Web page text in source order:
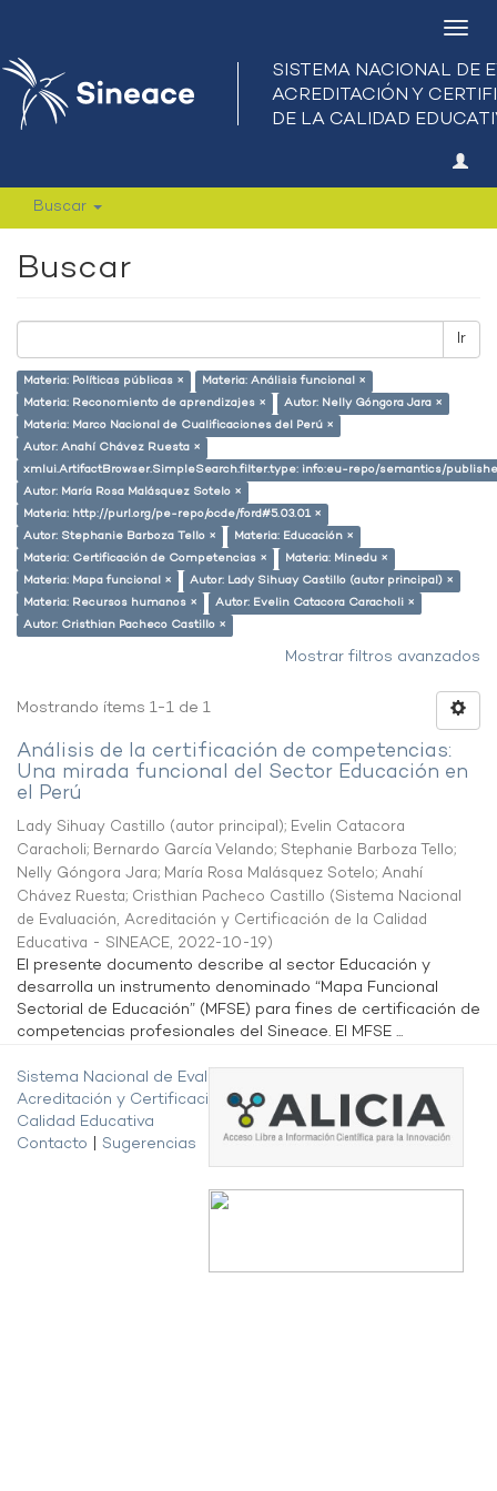
Buscar
Buscar
Ir
Materia: Políticas públicas ×
Materia: Análisis funcional ×
Materia: Reconomiento de aprendizajes ×
Autor: Nelly Góngora Jara ×
Materia: Marco Nacional de Cualificaciones del Perú ×
Autor: Anahí Chávez Ruesta ×
xmlui.ArtifactBrowser.SimpleSearch.filter.type: info:eu-repo/semantics/
Autor: María Rosa Malásquez Sotelo ×
Materia: http://purl.org/pe-repo/ocde/ford#5.03.01 ×
Autor: Stephanie Barboza Tello ×
Materia: Educación ×
Materia: Certificación de Competencias ×
Materia: Minedu ×
Materia: Mapa funcional ×
Autor: Lady Sihuay Castillo (autor principal) ×
Materia: Recursos humanos ×
Autor: Evelin Catacora Caracholi ×
Autor: Cristhian Pacheco Castillo ×
Mostrar filtros avanzados
Mostrando ítems 1-1 de 1
Análisis de la certificación de competencias:
Una mirada funcional del Sector Educación en
el Perú
Lady Sihuay Castillo (autor principal); Evelin Catacora
Caracholi; Bernardo García Velando; Stephanie Barboza Tello;
Nelly Góngora Jara; María Rosa Malásquez Sotelo; Anahí
Chávez Ruesta; Cristhian Pacheco Castillo (Sistema Nacional
de Evaluación, Acreditación y Certificación de la Calidad
Educativa - SINEACE, 2022-10-19)
El presente documento describe al sector Educación y
desarrolla un instrumento denominado “Mapa Funcional
Sectorial de Educación” (MFSE) para fines de certificación de
competencias profesionales del Sineace. El MFSE ...
Sistema Nacional de Evaluación,
Acreditación y Certificación de la
Calidad Educativa
Contacto
Sugerencias